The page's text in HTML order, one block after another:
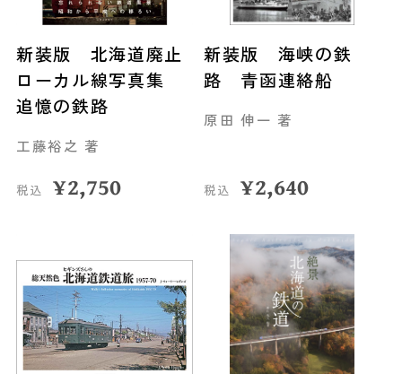
新装版 北海道廃止
ローカル線写真集
追憶の鉄路
工藤裕之 著
税込 ¥2,750
新装版 海峡の鉄
路 青函連絡船
原田 伸一 著
税込 ¥2,640